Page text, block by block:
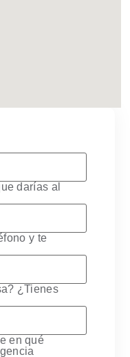
darías al
y te
¿Tienes
en qué